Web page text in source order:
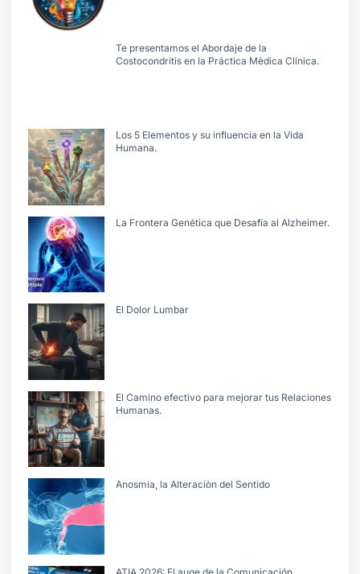
Te presentamos el Abordaje de la
Costocondritis en la Práctica Mèdica Clínica.
Los 5 Elementos y su influencia en la Vida
Humana.
La Frontera Genética que Desafía al Alzheimer.
El Dolor Lumbar
El Camino efectivo para mejorar tus Relaciones
Humanas.
Anosmia, la Alteraciòn del Sentido